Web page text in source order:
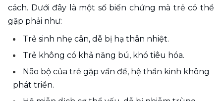
cách. Dưới đây là một số biến chứng mà trẻ có thể
gặp phải như:
Trẻ sinh nhẹ cân, dễ bị hạ thân nhiệt.
Trẻ không có khả năng bú, khó tiêu hóa.
Não bộ của trẻ gặp vấn đề, hệ thần kinh không
phát triển.